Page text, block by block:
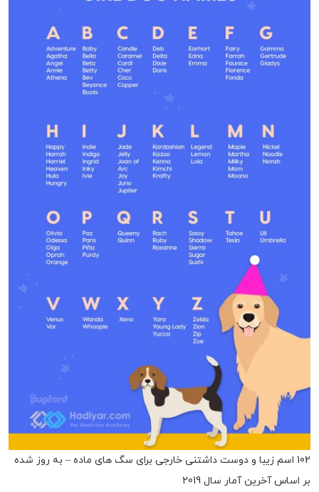
102 اسم زیبا و دوست داشتنی خارجی برای سگ های ماده – به روز شده
بر اساس آخرین آمار سال 2019